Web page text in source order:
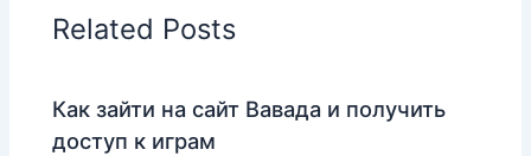
Related Posts
Как зайти на сайт Вавада и получить
доступ к играм